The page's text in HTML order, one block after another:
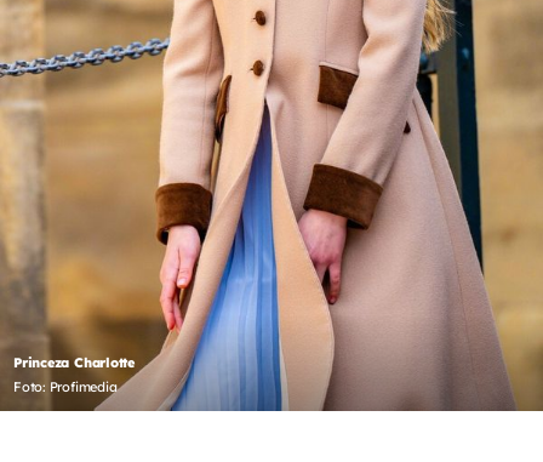
Princeza Charlotte
Foto: Profimedia